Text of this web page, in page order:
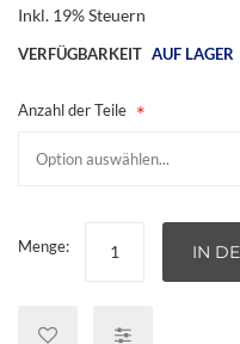
Inkl. 19% Steuern
VERFÜGBARKEIT AUF LAGER
Anzahl der Teile
Menge: IN